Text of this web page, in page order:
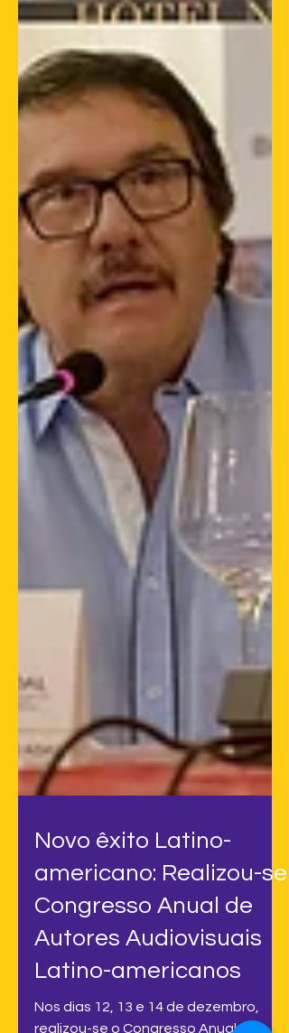
Novo êxito Latino-
americano: Realizou-se
Congresso Anual de
Autores Audiovisuais